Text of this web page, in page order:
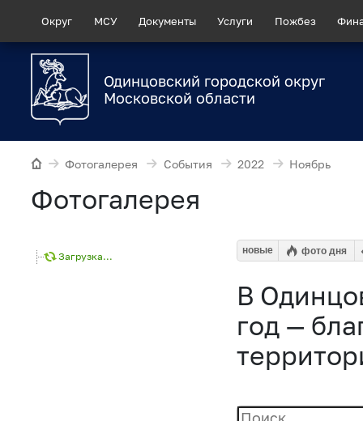
Округ МСУ Документы Услуги Пожбез
Одинцовский городской округ
Московской области
Фотогалерея События 2022 Ноябрь
Фотогалерея
Загрузка...
новые фото дня
В
год —